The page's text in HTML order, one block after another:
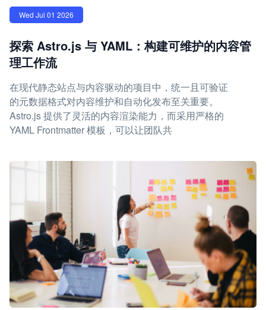
Wed Jul 01 2026
探索 Astro.js 与 YAML：构建可维护的内容管
理工作流
在现代静态站点与内容驱动的项目中，统一且可验证
的元数据格式对内容维护和自动化发布至关重要。
Astro.js 提供了灵活的内容渲染能力，而采用严格的
YAML Frontmatter 模板，可以让团队共